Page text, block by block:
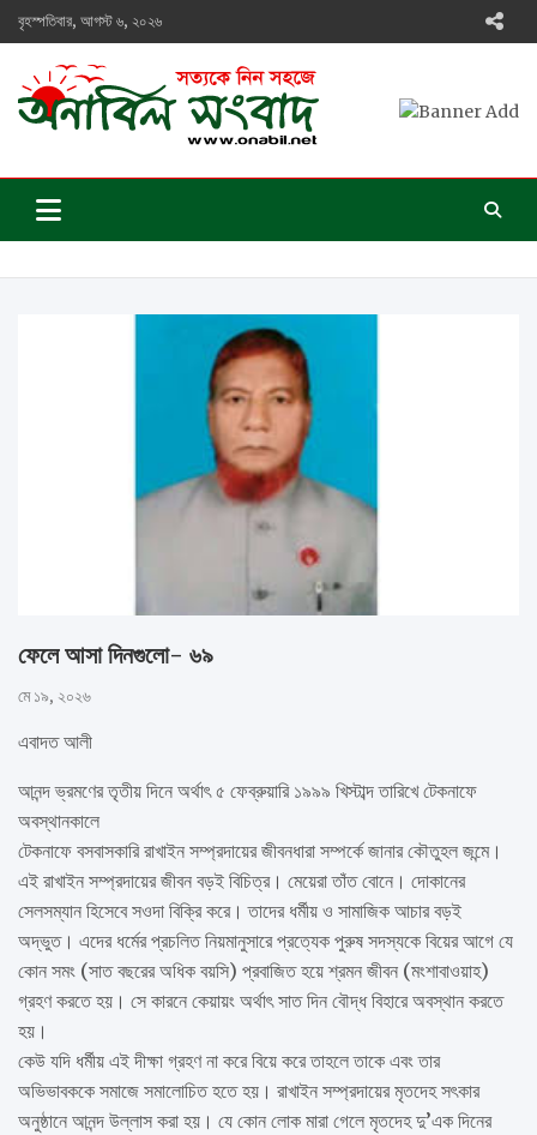
Skip
to
content
বৃহস্পতিবার, আগস্ট ৬, ২০২৬
অনাবিল সংবাদ
ফেলে আসা দিনগুলো- ৬৯
মে ১৯, ২০২৬
এবাদত আলী
আনন্দ ভ্রমণের তৃতীয় দিনে অর্থাৎ ৫ ফেব্রুয়ারি ১৯৯৯ খিস্টাব্দ তারিখে টেকনাফে
অবস্থানকালে
টেকনাফে বসবাসকারি রাখাইন সম্প্রদায়ের জীবনধারা সম্পর্কে জানার কৌতুহল জন্মে।
এই রাখাইন সম্প্রদায়ের জীবন বড়ই বিচিত্র। মেয়েরা তাঁত বোনে। দোকানের
সেলসম্যান হিসেবে সওদা বিক্রি করে। তাদের ধর্মীয় ও সামাজিক আচার বড়ই
অদ্ভুত। এদের ধর্মের প্রচলিত নিয়মানুসারে প্রত্যেক পুরুষ সদস্যকে বিয়ের আগে যে
কোন সমং (সাত বছরের অধিক বয়সি) প্রবাজিত হয়ে শ্রমন জীবন (মংশাবাওয়াহ)
গ্রহণ করতে হয়। সে কারনে কেয়ায়ং অর্থাৎ সাত দিন বৌদ্ধ বিহারে অবস্থান করতে
হয়।
কেউ যদি ধর্মীয় এই দীক্ষা গ্রহণ না করে বিয়ে করে তাহলে তাকে এবং তার
অভিভাবককে সমাজে সমালোচিত হতে হয়। রাখাইন সম্প্রদায়ের মৃতদেহ সৎকার
অনুষ্ঠানে আনন্দ উল্লাস করা হয়। যে কোন লোক মারা গেলে মৃতদেহ দু’এক দিনের